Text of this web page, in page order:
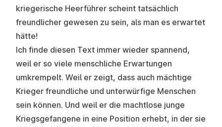
kriegerische Heerführer scheint tatsächlich
freundlicher gewesen zu sein, als man es erwartet
hätte!
Ich finde diesen Text immer wieder spannend,
weil er so viele menschliche Erwartungen
umkrempelt. Weil er zeigt, dass auch mächtige
Krieger freundliche und unterwürfige Menschen
sein können. Und weil er die machtlose junge
Kriegsgefangene in eine Position erhebt, in der sie